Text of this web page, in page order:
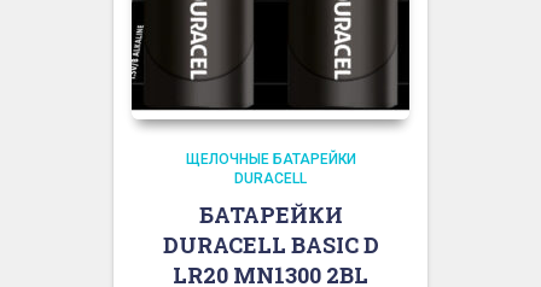
ЩЕЛОЧНЫЕ БАТАРЕЙКИ
DURACELL
БАТАРЕЙКИ
DURACELL BASIC D
LR20 MN1300 2BL